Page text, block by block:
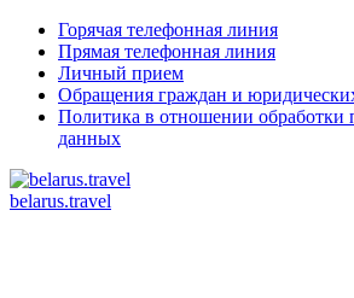
Горячая телефонная линия
Прямая телефонная линия
Личный прием
Обращения граждан и
Политика в отношении обработки
данных
belarus.travel